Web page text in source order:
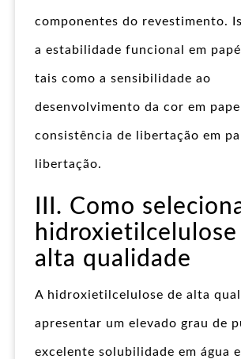
componentes do revestimento.
a estabilidade funcional em
tais como a sensibilidade ao
desenvolvimento da cor em
consistência de libertação em
libertação.
III. Como
hidroxietilcelulose
alta qualidade
A hidroxietilcelulose de alta
apresentar um elevado grau de
excelente solubilidade em água